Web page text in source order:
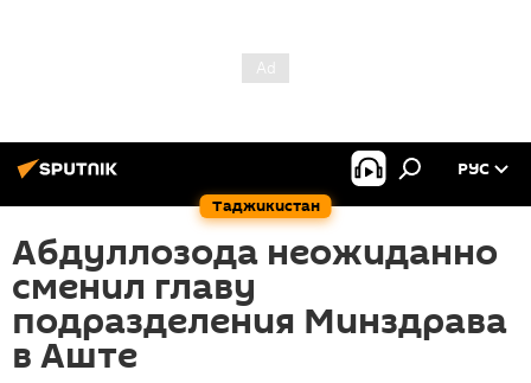
Таджикистан
РУС
Абдуллозода неожиданно
сменил главу
подразделения Минздрава
в Аште